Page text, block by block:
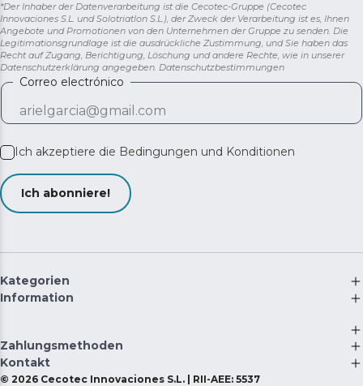
*Der Inhaber der Datenverarbeitung ist die Cecotec-Gruppe (Cecotec
Innovaciones S.L. und Solotriatlon S.L.), der Zweck der Verarbeitung ist es, Ihnen
Angebote und Promotionen von den Unternehmen der Gruppe zu senden. Die
Legitimationsgrundlage ist die ausdrückliche Zustimmung, und Sie haben das
Recht auf Zugang, Berichtigung, Löschung und andere Rechte, wie in unserer
Datenschutzerklärung angegeben. Datenschutzbestimmungen
Correo electrónico
Ich akzeptiere die Bedingungen und Konditionen
Ich abonniere!
Kategorien
Information
Zahlungsmethoden
Kontakt
© 2026 Cecotec Innovaciones S.L. | RII-AEE: 5537